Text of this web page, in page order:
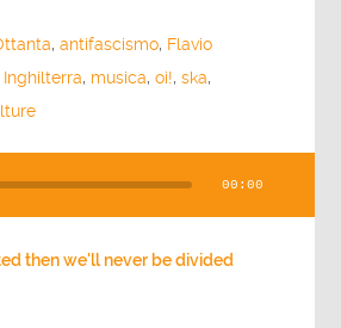
,antifascismo, Flavio
Inghilterra, musica,oi!,ska,
00:00
then we'll never be divided